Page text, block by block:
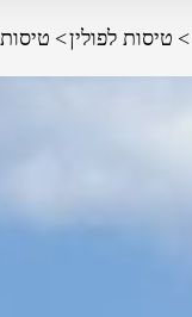
טיסות לפולין